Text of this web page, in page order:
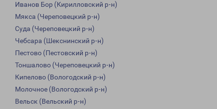
Иванов Бор (Кирилловский р-н)
Мякса (Череповецкий р-н)
Суда (Череповецкий р-н)
Чебсара (Шекснинский р-н)
Пестово (Пестовский р-н)
Тоншалово (Череповецкий р-н)
Кипелово (Вологодский р-н)
Молочное (Вологодский р-н)
Вельск (Вельский р-н)